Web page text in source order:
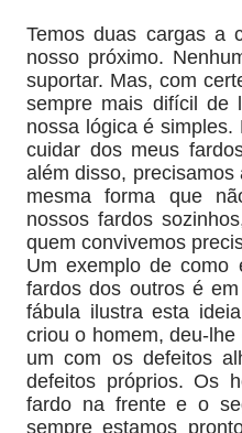
Temos duas cargas a
nosso próximo.
suportar. Mas, com
sempre mais difícil de
nossa lógica é
cuidar dos meus
além disso,
mesma forma que
nossos fardos
quem convivemos
Um exemplo de como
fardos dos outros é
fábula ilustra esta
criou o homem, deu-
um com os defeitos
defeitos próprios. Os
fardo na frente e o
sempre estamos